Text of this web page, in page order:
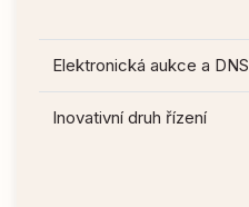
Elektronická aukce a DNS
Inovativní druh řízení